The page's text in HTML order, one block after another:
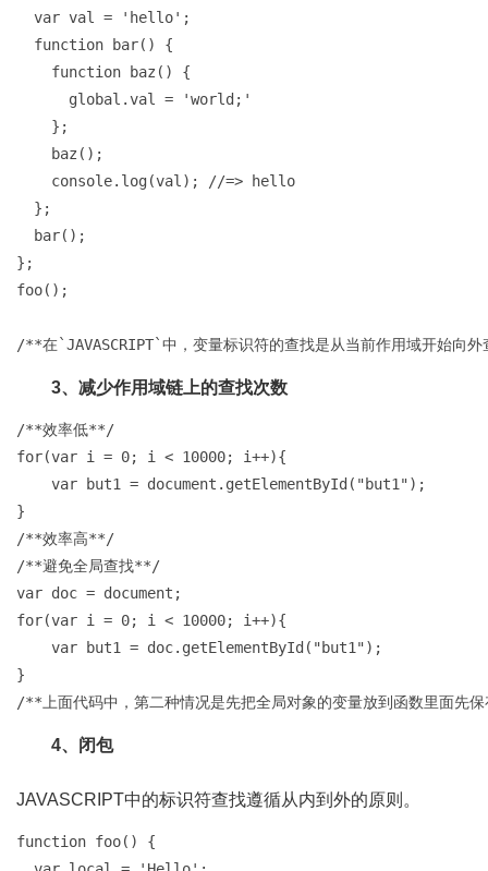
  var val = 'hello';
  function bar() {
    function baz() {
      global.val = 'world;'
    };
    baz();
    console.log(val); //=> hello
  };
  bar();
};
foo();
/**在`JAVASCRIPT`中，变量标识符的查找是从当前作用域开始向
3、减少作用域链上的查找次数
/**效率低**/
for(var i = 0; i < 10000; i++){
    var but1 = document.getElementById("but1");
}
/**效率高**/
/**避免全局查找**/
var doc = document;
for(var i = 0; i < 10000; i++){
    var but1 = doc.getElementById("but1");
}
/**上面代码中，第二种情况是先把全局对象的变量放到函数里面先
4、闭包
JAVASCRIPT中的标识符查找遵循从内到外的原则。
function foo() {